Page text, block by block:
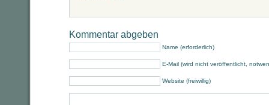
Kommentar abgeben
Name (erforderlich)
E-Mail (wird nicht veröffentlicht,
Website (freiwillig)